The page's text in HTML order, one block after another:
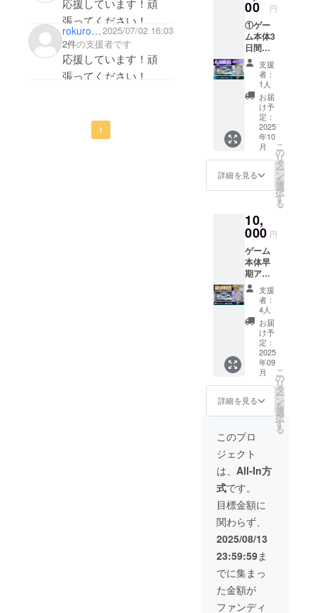
応援しています！頑
張ってください！
rokurokuyon2025/07/02 16:03
2件の支援者です
応援しています！頑
張ってください！
1
ネーム
可）を
掲載さ
せて頂
きま
す。 ・
注意事
項：支
援時、
必ず備
考欄に
掲載を
希望さ
れるお
名前を
ご記入
：
絵文
境依存
文字・
公序良
俗に反
するお
名前の
場合、
掲載を
見送ら
せて頂
く可能
性がご
す。
クレ
ジット
への掲
載は必
ありま
せん。
ます。
※Steam
ダウン
ロード
キーの
有効期
限は
2025年
10月か
ら2027
年9月末
までで
す。
（STEA
M版の
発売日
更され
ま
す。）
00 円
①ゲー
ム本体3
日間早
期アク
セス
Steam
ダウン
ロード
キー ・
詳細：
4,900円
(税込み)
でゲー
ム本体
の
Steam
STEAM
版発売
日の3日
前にお
渡しい
たしま
す。
※Steam
ダウン
ロード
キーの
有効期
限は
2025年
10月か
ら2027
年9月末
（発売
日が変
動した
場合は
変更さ
れま
す。）
※クラウ
ドファ
ンディ
ング実
施中に
STEAM
版が発
売さ
れ、早
支援
者：
1人
お届
け予
定：
2025
年10
月
詳細を見る
こ
の
リ
タ
ー
ン
を
選
択
す
る
10,
000 円
ゲーム
本体早
期アク
セス
Steam
ダウン
ロード
キー ・
詳細：
リリー
ス前に
早期ア
クセス
として
STEAM
版リ
リース1
週間前
に
STEAM
キーを
お渡し
いたし
ます。
※Steam
ダウン
ロード
キーの
有効期
限は
2025年
9月から
支援
者：
4人
お届
け予
定：
2025
年09
月
詳細を見る
こ
の
リ
タ
ー
ン
を
選
択
す
る
このプロ
ジェクト
は、 All-In方
式です。
目標金額に
関わらず、
2025/08/13
23:59:59ま
でに集まっ
た金額が
ファンディ